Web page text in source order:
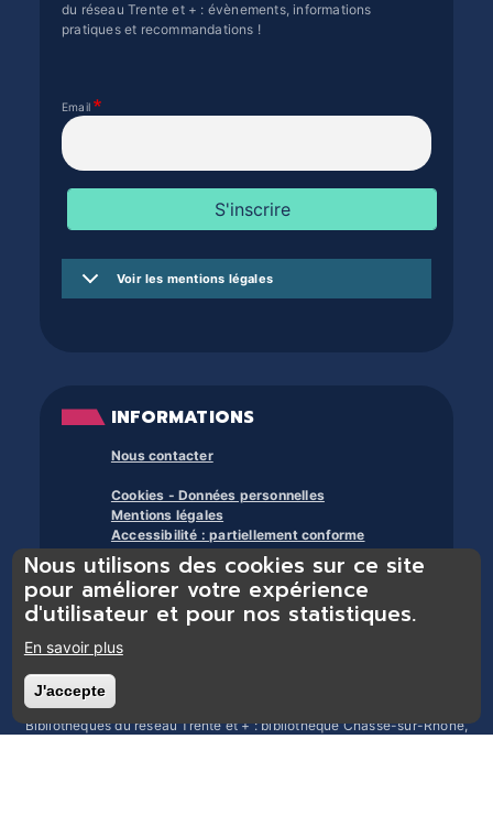
du réseau Trente et + : évènements, informations
pratiques et recommandations !
Email
Voir les mentions légales
INFORMATIONS
Nous contacter
Cookies - Données personnelles
Mentions légales
Accessibilité : partiellement conforme
À propos des bibliothèques du trente et +
Bibliothèques du réseau Trente et + : bibliothèque Chasse-sur-Rhône,
Nous utilisons des cookies sur ce site
pour améliorer votre expérience
d'utilisateur et pour nos statistiques.
En savoir plus
J'accepte